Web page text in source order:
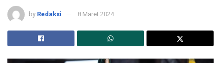
by Redaksi 8 Maret 2024